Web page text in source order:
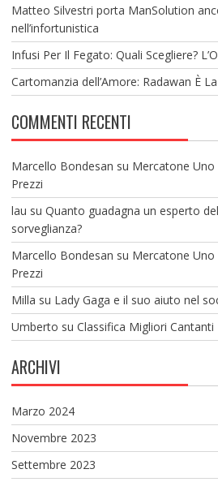
Matteo Silvestri porta ManSolution
nell’infortunistica
Infusi Per Il Fegato: Quali Scegliere?
Cartomanzia dell’Amore: Radawan È
COMMENTI RECENTI
Marcello Bondesan su Mercatone Uno
Prezzi
lau su Quanto guadagna un esperto
sorveglianza?
Marcello Bondesan su Mercatone Uno
Prezzi
Milla su Lady Gaga e il suo aiuto nel
Umberto su Classifica Migliori
ARCHIVI
Marzo 2024
Novembre 2023
Settembre 2023